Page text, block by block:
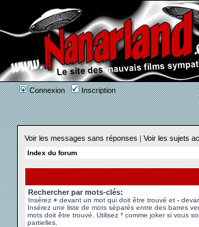
Connexion Inscription
Voir les messages sans réponses | Voir les sujets
Index du forum
Rechercher par mots-clés:
Insérez + devant un mot qui doit être trouvé et -
Insérez une liste de mots séparés entre des barres
mots doit être trouvé. Utilisez * comme joker si vous
partielles.